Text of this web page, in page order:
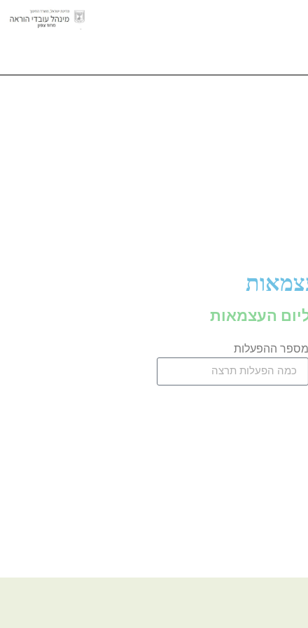
העצמאות
מספר ההפעלות